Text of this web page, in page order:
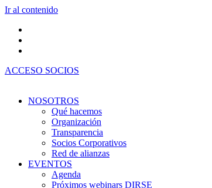
Ir al contenido
ACCESO SOCIOS
NOSOTROS
Qué hacemos
Organización
Transparencia
Socios Corporativos
Red de alianzas
EVENTOS
Agenda
Próximos webinars DIRSE